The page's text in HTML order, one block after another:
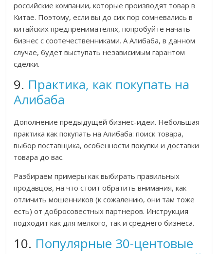
российские компании, которые производят товар в
Китае. Поэтому, если вы до сих пор сомневались в
китайских предпренимателях, попробуйте начать
бизнес с соотечественниками. А Алибаба, в данном
случае, будет выступать независимым гарантом
сделки.
9. Практика, как покупать на
Алибаба
Дополнение предыдущей бизнес-идеи. Небольшая
практика как покупать на Алибаба: поиск товара,
выбор поставщика, особенности покупки и доставки
товара до вас.
Разбираем примеры как выбирать правильных
продавцов, на что стоит обратить внимания, как
отличить мошенников (к сожалению, они там тоже
есть) от добросовестных партнеров. Инструкция
подходит как для мелкого, так и среднего бизнеса.
10. Популярные 30-центовые